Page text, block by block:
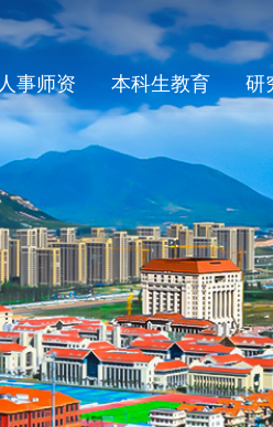
人事师资 本科生教育 研